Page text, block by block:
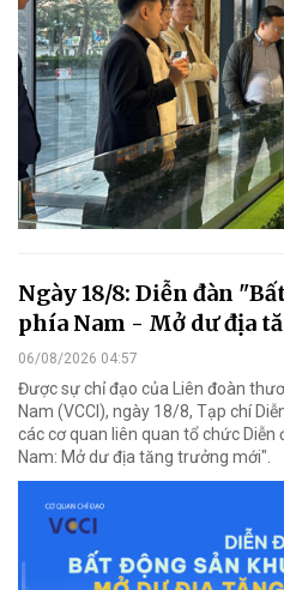
Ngày 18/8: Diễn đàn
phía Nam - Mở dư địa
06/08/2026 04:57
Được sự chỉ đạo của Liên đoàn
Nam (VCCI), ngày 18/8, Tạp chí
các cơ quan liên quan tổ chức
Nam: Mở dư địa tăng trưởng mới".